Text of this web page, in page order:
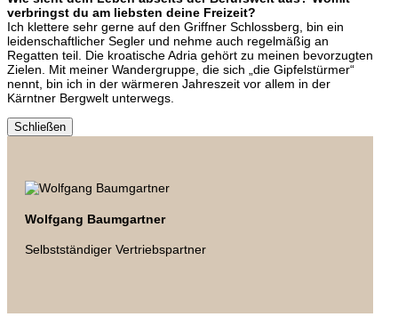
verbringst du am liebsten deine Freizeit?
Ich klettere sehr gerne auf den Griffner Schlossberg, bin ein
leidenschaftlicher Segler und nehme auch regelmäßig an
Regatten teil. Die kroatische Adria gehört zu meinen bevorzugten
Zielen. Mit meiner Wandergruppe, die sich „die Gipfelstürmer“
nennt, bin ich in der wärmeren Jahreszeit vor allem in der
Kärntner Bergwelt unterwegs.
Schließen
Wolfgang Baumgartner
Selbstständiger Vertriebspartner